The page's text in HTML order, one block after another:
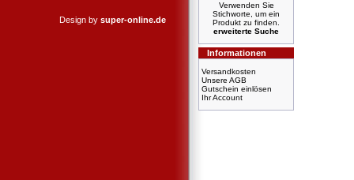
Design by super-online.de
Verwenden Sie
Stichworte, um ein
Produkt zu finden.
erweiterte Suche
Informationen
Versandkosten
Unsere AGB
Gutschein einlösen
Ihr Account